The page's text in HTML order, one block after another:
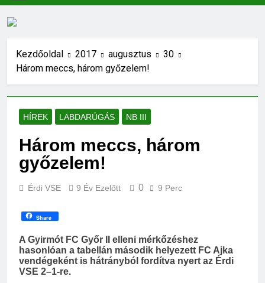
Kezdőoldal 2017 augusztus
30
Három meccs, három győzelem!
HÍREK LABDARÚGÁS NB III
Három meccs, három
győzelem!
Érdi VSE 9 Év Ezelőtt 0 9 Perc
Share
A Gyirmót FC Győr II elleni mérkőzéshez
hasonlóan a tabellán második helyezett FC Ajka
vendégeként is hátrányból fordítva nyert az Érdi
VSE 2–1-re.